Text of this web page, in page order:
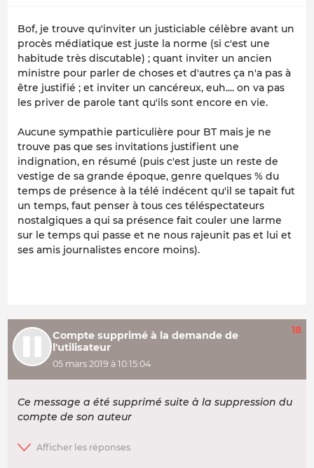
Bof, je trouve qu'inviter un justiciable célèbre avant un
procès médiatique est juste la norme (si c'est une
habitude très discutable) ; quant inviter un ancien
ministre pour parler de choses et d'autres ça n'a pas à
être justifié ; et inviter un cancéreux, euh.... on va pas
les priver de parole tant qu'ils sont encore en vie.
Aucune sympathie particulière pour BT mais je ne
trouve pas que ses invitations justifient une
indignation, en résumé (puis c'est juste un reste de
vestige de sa grande époque, genre quelques % du
temps de présence à la télé indécent qu'il se tapait fut
un temps, faut penser à tous ces téléspectateurs
nostalgiques a qui sa présence fait couler une larme
sur le temps qui passe et ne nous rajeunit pas et lui et
ses amis journalistes encore moins).
Compte supprimé à la demande de
l'utilisateur
05 mars 2019 à 10:15:04
18
Ce message a été supprimé suite à la suppression du
compte de son auteur